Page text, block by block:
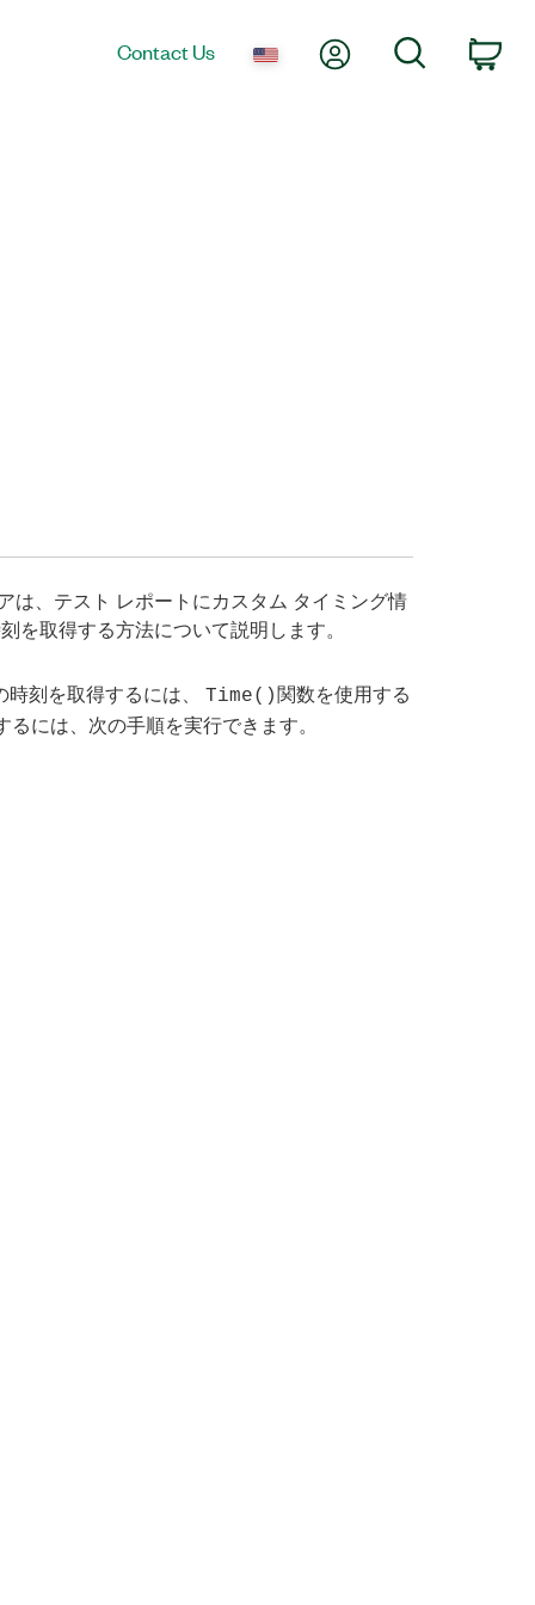
Contact Us My AccountSearch
は、テスト レポートにカスタム タイミング情
取得する方法について説明します。
刻を取得するには、 Time()関数を使用する
には、次の手順を実行できます。